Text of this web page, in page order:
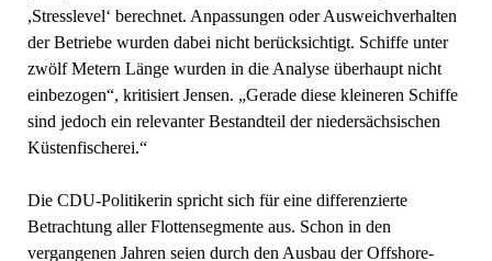
,Stresslevel‘ berechnet. Anpassungen oder Ausweichverhalten
der Betriebe wurden dabei nicht berücksichtigt. Schiffe unter
zwölf Metern Länge wurden in die Analyse überhaupt nicht
einbezogen“, kritisiert Jensen. „Gerade diese kleineren Schiffe
sind jedoch ein relevanter Bestandteil der niedersächsischen
Küstenfischerei.“
Die CDU-Politikerin spricht sich für eine differenzierte
Betrachtung aller Flottensegmente aus. Schon in den
vergangenen Jahren seien durch den Ausbau der Offshore-